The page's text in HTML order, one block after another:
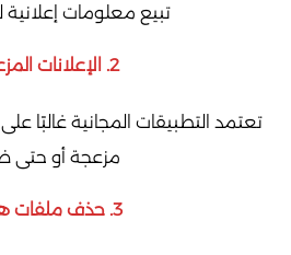
تبيع معلومات إعلانية
2. الإعلانات المزعجة
تعتمد التطبيقات المجانية غالبًا
مزعجة أو حتى
3. حذف ملفات هامة